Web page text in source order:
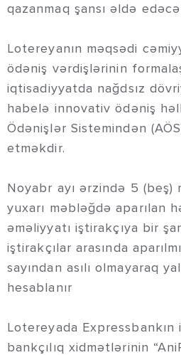
qazanmaq şansı əldə
Lotereyanın məqsədi
ödəniş vərdişlərinin
iqtisadiyyatda nağdsız
habelə innovativ ödəniş
Ödənişlər Sistemindən
etməkdir.
Noyabr ayı ərzində 5 (beş)
yuxarı məbləğdə aparılan
əməliyyatı iştirakçıya bir
iştirakçılar arasında
sayından asılı olmayaraq
hesablanır
Lotereyada
bankçılıq xidmətlərinin